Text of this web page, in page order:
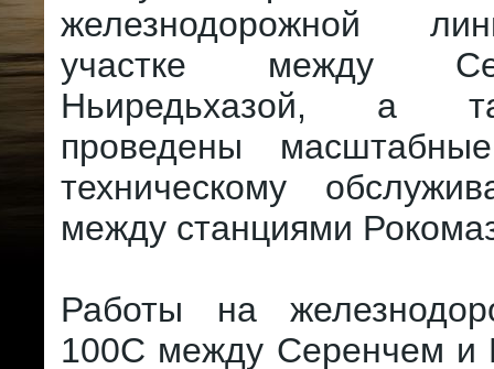
железнодорожной
участке между
Ньиредьхазой, а
проведены
техническому
между станциями
Работы на
100С между Серенчем и